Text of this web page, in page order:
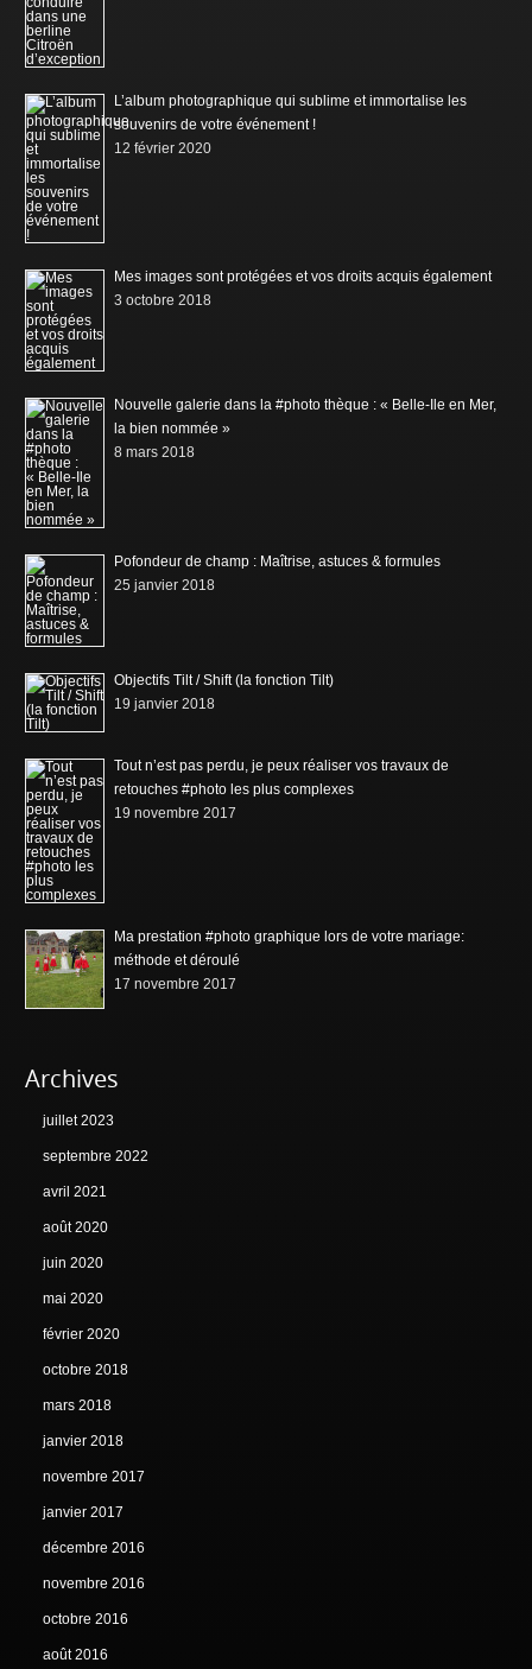
L’album photographique qui sublime et immortalise les
souvenirs de votre événement !
12 février 2020
Mes images sont protégées et vos droits acquis également
3 octobre 2018
Nouvelle galerie dans la #photo thèque : « Belle-Ile en Mer,
la bien nommée »
8 mars 2018
Pofondeur de champ : Maîtrise, astuces & formules
25 janvier 2018
Objectifs Tilt / Shift (la fonction Tilt)
19 janvier 2018
Tout n’est pas perdu, je peux réaliser vos travaux de
retouches #photo les plus complexes
19 novembre 2017
Ma prestation #photo graphique lors de votre mariage:
méthode et déroulé
17 novembre 2017
Archives
juillet 2023
septembre 2022
avril 2021
août 2020
juin 2020
mai 2020
février 2020
octobre 2018
mars 2018
janvier 2018
novembre 2017
janvier 2017
décembre 2016
novembre 2016
octobre 2016
août 2016